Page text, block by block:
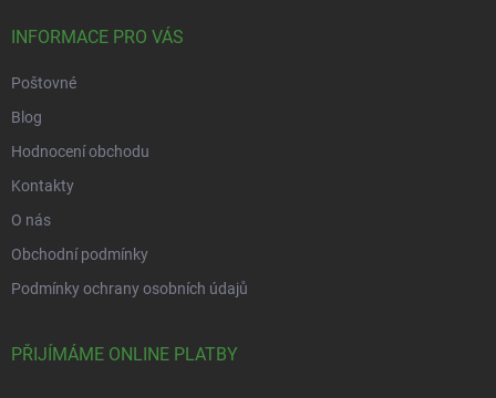
INFORMACE PRO VÁS
Poštovné
Blog
Hodnocení obchodu
Kontakty
O nás
Obchodní podmínky
Podmínky ochrany osobních údajů
PŘIJÍMÁME ONLINE PLATBY